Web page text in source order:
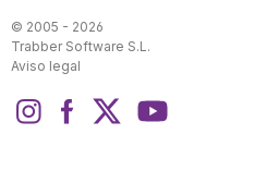
© 2005 - 2026
Trabber Software S.L.
Aviso legal